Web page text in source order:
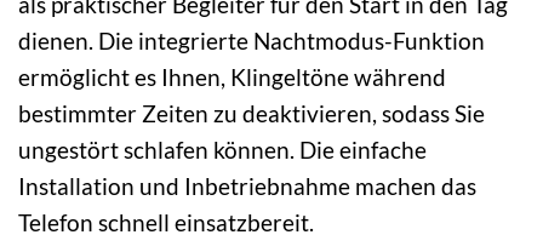
dienen. Die integrierte Nachtmodus-Funktion
ermöglicht es Ihnen, Klingeltöne während
bestimmter Zeiten zu deaktivieren, sodass Sie
ungestört schlafen können. Die einfache
Installation und Inbetriebnahme machen das
Telefon schnell einsatzbereit.